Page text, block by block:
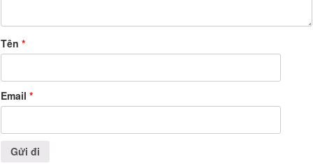
Tên *
Email *